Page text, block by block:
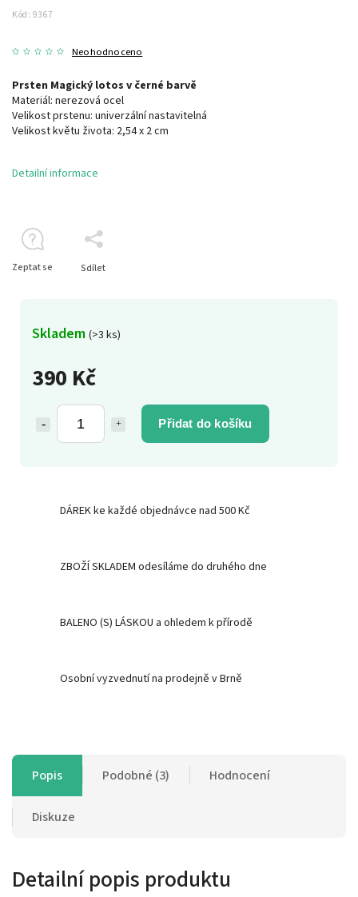
Kód: 9367
Neohodnoceno
390 Kč
Přidat do košíku
Skladem (>3 ks)
Prsten Magický lotos v černé barvě
Materiál: nerezová ocel
Velikost prstenu: univerzální nastavitelná
Velikost květu života: 2,54 x 2 cm
Detailní informace
Zeptat se Sdílet
DÁREK ke každé objednávce nad 500 Kč
ZBOŽÍ SKLADEM odesíláme do druhého dne
BALENO (S) LÁSKOU a ohledem k přírodě
Osobní vyzvednutí na prodejně v Brně
Popis Podobné (3) Hodnocení
Diskuze
Detailní popis produktu